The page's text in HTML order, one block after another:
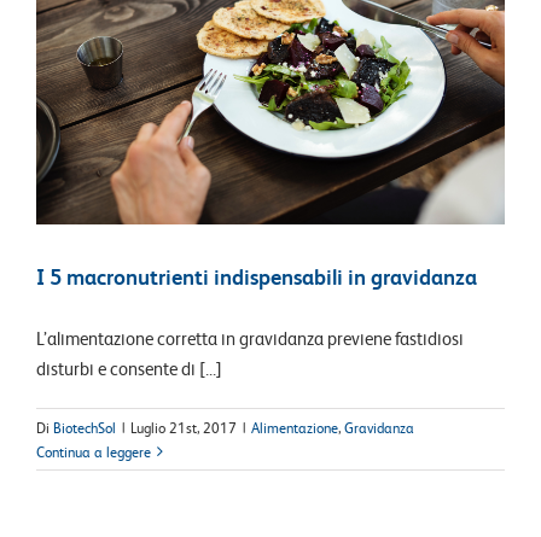
I 5 macronutrienti indispensabili in gravidanza
L’alimentazione corretta in gravidanza previene fastidiosi
disturbi e consente di [...]
Di BiotechSol | Luglio 21st, 2017 | Alimentazione,Gravidanza
Continua a leggere